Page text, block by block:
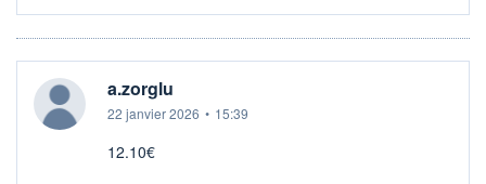
a.zorglu
22 janvier 2026 • 15:39
12.10€